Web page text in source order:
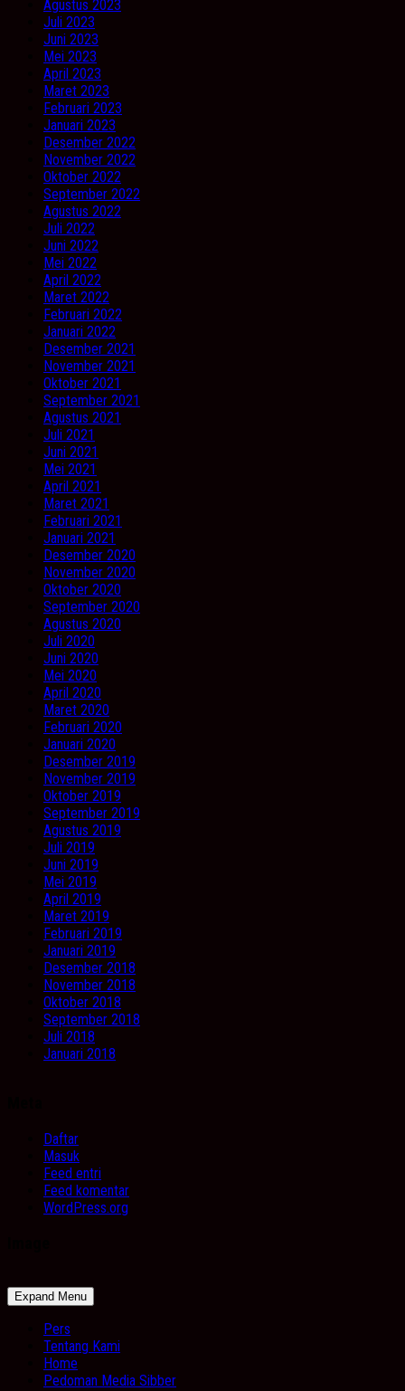
Agustus 2023
Juli 2023
Juni 2023
Mei 2023
April 2023
Maret 2023
Februari 2023
Januari 2023
Desember 2022
November 2022
Oktober 2022
September 2022
Agustus 2022
Juli 2022
Juni 2022
Mei 2022
April 2022
Maret 2022
Februari 2022
Januari 2022
Desember 2021
November 2021
Oktober 2021
September 2021
Agustus 2021
Juli 2021
Juni 2021
Mei 2021
April 2021
Maret 2021
Februari 2021
Januari 2021
Desember 2020
November 2020
Oktober 2020
September 2020
Agustus 2020
Juli 2020
Juni 2020
Mei 2020
April 2020
Maret 2020
Februari 2020
Januari 2020
Desember 2019
November 2019
Oktober 2019
September 2019
Agustus 2019
Juli 2019
Juni 2019
Mei 2019
April 2019
Maret 2019
Februari 2019
Januari 2019
Desember 2018
November 2018
Oktober 2018
September 2018
Juli 2018
Januari 2018
Daftar
Masuk
Feed entri
Feed komentar
WordPress.org
Expand Menu
Pers
Tentang Kami
Home
Pedoman Media Sibber